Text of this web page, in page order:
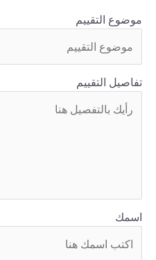
موضوع التقييم
تفاصيل التقييم
اسمك